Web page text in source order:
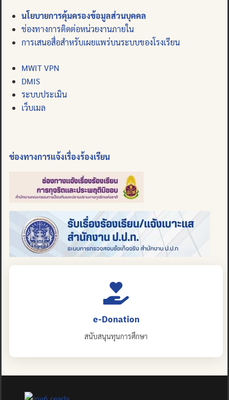
นโยบายการคุ้มครองข้อมูลส่วนบุคคล
ช่องทางการติดต่อหน่วยงานภายใน
การเสนอสื่อสำหรับเผยแพร่บนระบบของโรงเรียน
MWIT VPN
DMIS
ระบบประเมิน
เว็บเมล
ช่องทางการแจ้งเรื่องร้องเรียน
e-Donation
สนับสนุนทุนการศึกษา